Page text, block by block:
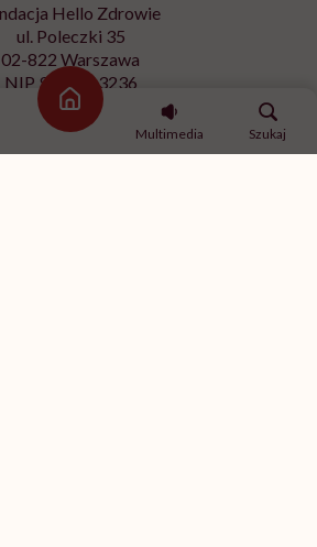
Strona główna
Multimedia
Szukaj
Hello Zdrowie
ul. Poleczki 35
02-822 Warszawa
NIP 9512613236
Kontakt z redakcją